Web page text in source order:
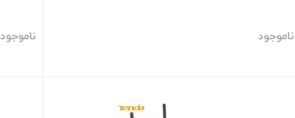
ناموجود ناموجود